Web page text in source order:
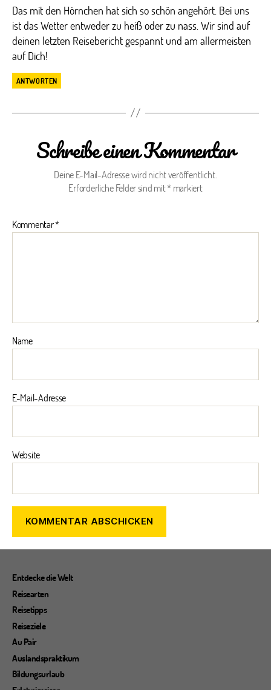
Das mit den Hörnchen hat sich so schön angehört. Bei uns
ist das Wetter entweder zu heiß oder zu nass. Wir sind auf
deinen letzten Reisebericht gespannt und am allermeisten
auf Dich!
ANTWORTEN
Schreibe einen Kommentar
Deine E-Mail-Adresse wird nicht veröffentlicht.
Erforderliche Felder sind mit*markiert
Kommentar*
Name
E-Mail-Adresse
Website
Entdecke die Welt
Reisearten
Reisetipps
Reiseziele
Au Pair
Auslandspraktikum
Bildungsurlaub